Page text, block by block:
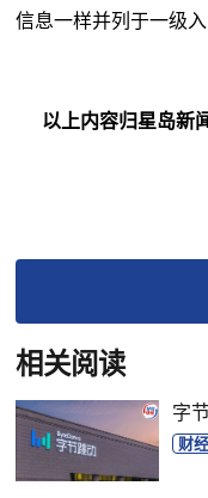
信息一样并列于一级入
以上内容归星岛新
相关阅读
字
财经